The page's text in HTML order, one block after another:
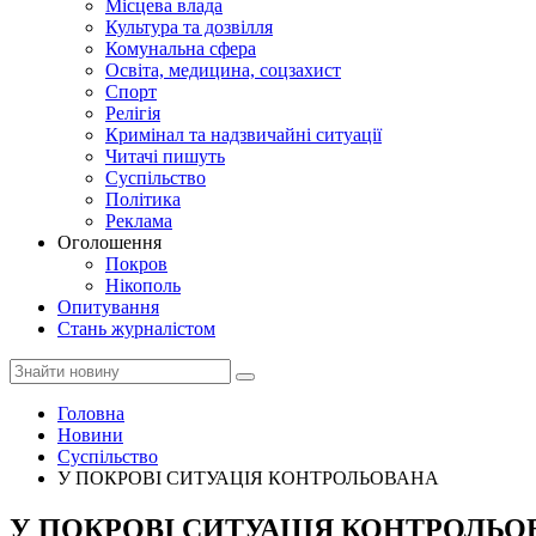
Місцева влада
Культура та дозвілля
Комунальна сфера
Освіта, медицина, соцзахист
Спорт
Релігія
Кримінал та надзвичайні ситуації
Читачі пишуть
Суспільство
Політика
Реклама
Оголошення
Покров
Нікополь
Опитування
Стань журналістом
Головна
Новини
Суспільство
У ПОКРОВІ СИТУАЦІЯ КОНТРОЛЬОВАНА
У ПОКРОВІ СИТУАЦІЯ